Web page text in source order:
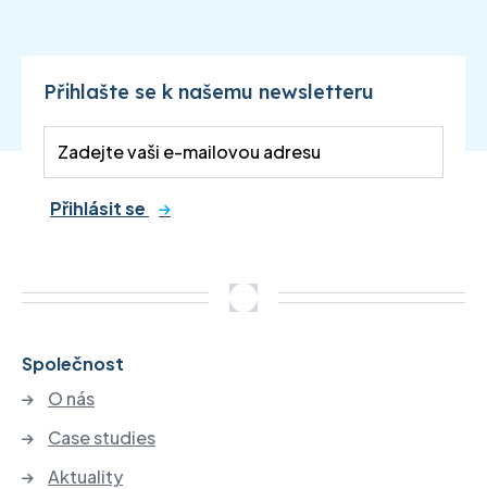
Přihlašte se k našemu newsletteru
Přihlásit se
Společnost
O nás
Case studies
Aktuality